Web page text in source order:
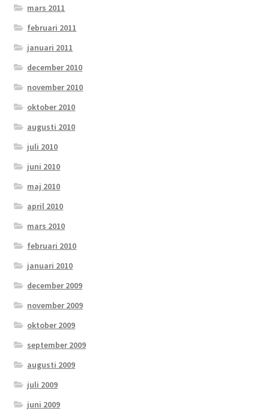
mars 2011
februari 2011
januari 2011
december 2010
november 2010
oktober 2010
augusti 2010
juli 2010
juni 2010
maj 2010
april 2010
mars 2010
februari 2010
januari 2010
december 2009
november 2009
oktober 2009
september 2009
augusti 2009
juli 2009
juni 2009